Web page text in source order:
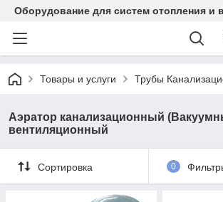
Оборудование для систем отопления и
Товары и услуги Трубы
Аэратор канализационный
вентиляционный
Сортировка 0